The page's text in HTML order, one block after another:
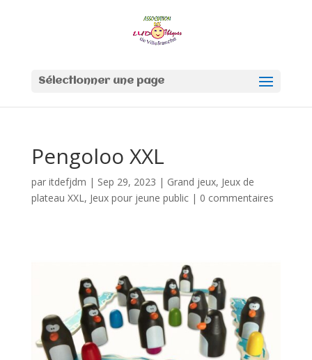
Sélectionner une page
Pengoloo XXL
par itdefjdm | Sep 29, 2023 | Grand jeux, Jeux de
plateau XXL, Jeux pour jeune public| 0 commentaires